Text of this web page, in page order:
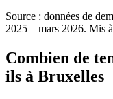
Source : données de
2025 – mars 2026. Mis
Combien de
ils à Bruxelles